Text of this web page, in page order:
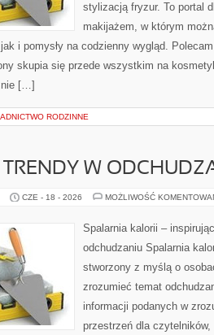
stylizacją fryzur. To portal
makijażem, w którym
i pomysły na codzienny wygląd.
skupia się przede wszystkim na
[…]
RODZINNE
W
CZE - 18 - 2026 MOŻLIWOŚĆ
Spalarnia kalorii –
odchudzaniu Spalarnia
stworzony z myślą o
zrozumieć temat
informacji podanych w
przestrzeń dla